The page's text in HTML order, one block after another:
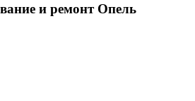
и ремонт Опель